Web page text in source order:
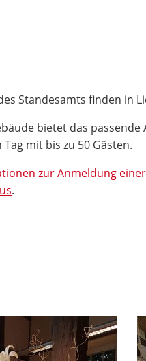
Standesamts finden in
bietet das
mit bis zu 50 Gästen.
zur Anmeldung
.